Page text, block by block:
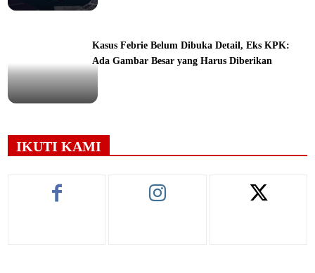
Kasus Febrie Belum Dibuka Detail, Eks KPK:
Ada Gambar Besar yang Harus Diberikan
IKUTI KAMI